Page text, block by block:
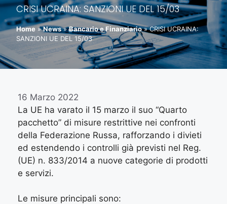
CRISI UCRAINA: SANZIONI UE DEL 15/03
Home » News » Bancario e Finanziario » CRISI UCRAINA:
SANZIONI UE DEL 15/03
16 Marzo 2022
La UE ha varato il 15 marzo il suo “Quarto
pacchetto” di misure restrittive nei confronti
della Federazione Russa, rafforzando i divieti
ed estendendo i controlli già previsti nel Reg.
(UE) n. 833/2014 a nuove categorie di prodotti
e servizi.
Le misure principali sono: